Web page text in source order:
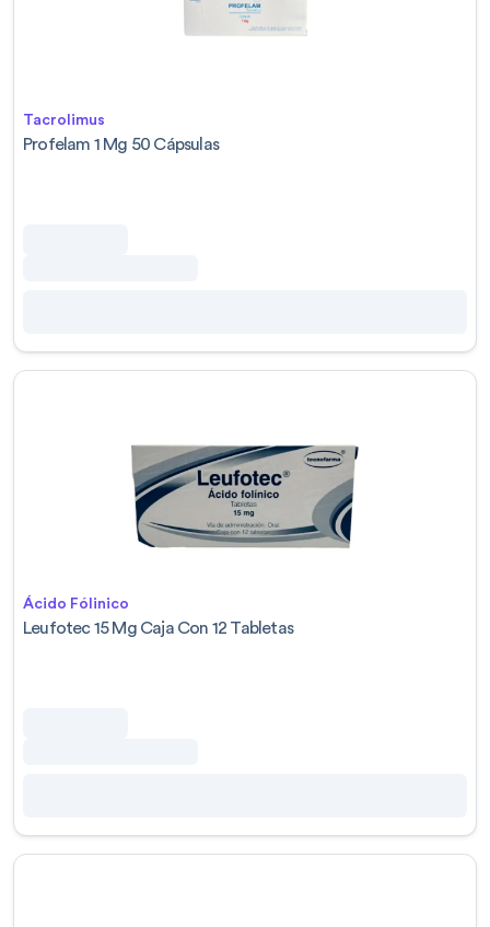
Tacrolimus
Profelam 1 Mg 50 Cápsulas
Ácido Fólinico
Leufotec 15 Mg Caja Con 12 Tabletas